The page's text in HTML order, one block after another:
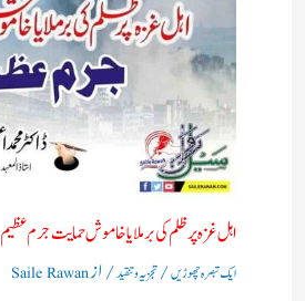
اہل غزہ پر ظلم کی برملا یا خاموش حمایت جرم عظیم
ایک تبصرہ چھوڑیں/تجزیہ و تنقید/ ازSaile Rawan